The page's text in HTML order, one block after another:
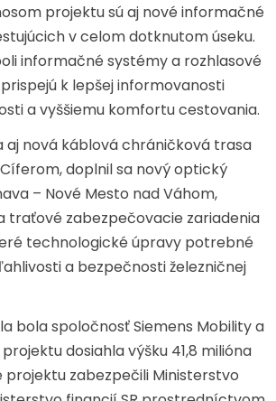
projektu sú aj nové informačné
v celom dotknutom úseku.
informačné systémy a rozhlasové
k lepšej informovanosti
a vyššiemu komfortu cestovania.
aj nová káblová chráničková trasa
doplnil sa nový optický
– Nové Mesto nad Váhom,
traťové zabezpečovacie zariadenia
technologické úpravy potrebné
a bezpečnosti železničnej
bola spoločnosť Siemens Mobility a
dosiahla výšku 41,8 milióna
projektu zabezpečili Ministerstvo